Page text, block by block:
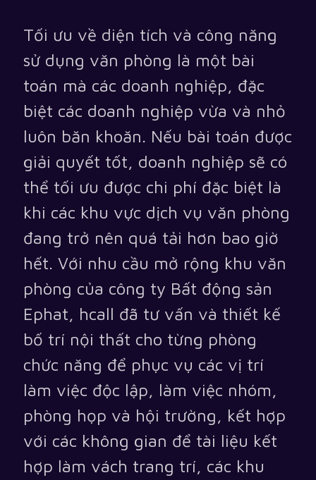
Tối ưu về diện tích và công năng
sử dụng văn phòng là một bài
toán mà các doanh nghiệp, đặc
biệt các doanh nghiệp vừa và nhỏ
luôn băn khoăn. Nếu bài toán được
giải quyết tốt, doanh nghiệp sẽ có
thể tối ưu được chi phí đặc biệt là
khi các khu vực dịch vụ văn phòng
đang trở nên quá tải hơn bao giờ
hết. Với nhu cầu mở rộng khu văn
phòng của công ty Bất động sản
Ephat, hcall đã tư vấn và thiết kế
bố trí nội thất cho từng phòng
chức năng để phục vụ các vị trí
làm việc độc lập, làm việc nhóm,
phòng họp và hội trường, kết hợp
với các không gian để tài liệu kết
hợp làm vách trang trí, các khu